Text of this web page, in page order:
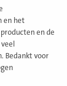
en het
en de
Bedankt voor